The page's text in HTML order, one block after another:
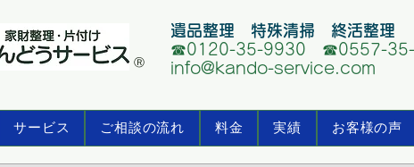
​Ⓡ
遺品整理 特殊清掃 終活整理
☎0120-35-9930 ☎0557-
info@kando-service.com
サービス ご相談の流れ 料金 実績 お客様の声